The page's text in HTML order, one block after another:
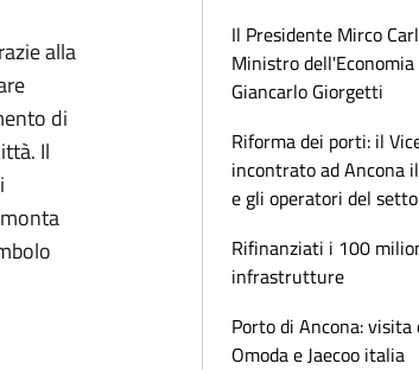
alla
di
Il
Il Presidente Mirco
Ministro dell'Economia
Giancarlo Giorgetti
Riforma dei porti: il
incontrato ad Ancona
e gli operatori del
Rifinanziati i 100
infrastrutture
Porto di Ancona: visita
Omoda e Jaecoo italia